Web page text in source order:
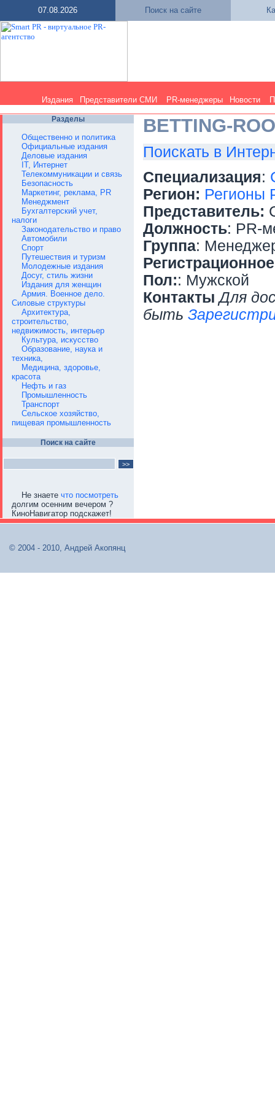
07.08.2026 Поиск на сайте
Издания Представители СМИ PR-менеджеры Новости
Разделы
Общественно и политика
Официальные издания
Деловые издания
IT, Интернет
Телекоммуникации и связь
Безопасность
Маркетинг, реклама, PR
Менеджмент
Бухгалтерский учет,
налоги
Законодательство и право
Автомобили
Спорт
Путешествия и туризм
Молодежные издания
Досуг, стиль жизни
Издания для женщин
Армия. Военное дело.
Силовые структуры
Архитектура,
строительство,
недвижимость, интерьер
Культура, искусство
Образование, наука и
техника,
Медицина, здоровье,
красота
Нефть и газ
Промышленность
Транспорт
Сельское хозяйство,
пищевая промышленность
Поиск на сайте
Не знаете что посмотреть
долгим осенним вечером ?
КиноНавигатор подскажет!
BETTING-
Поискать в
Специализация:
Регион: Регионы
Представитель:
Должность: PR-
Группа:
Пол:: Мужской
Контакты Для
быть
© 2004 - 2010, Андрей Акопянц